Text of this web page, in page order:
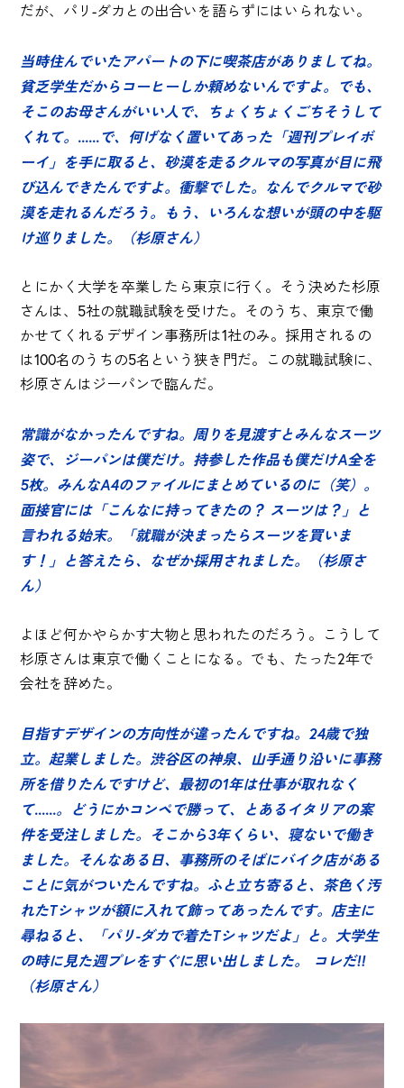
だが、パリ-ダカとの出合いを語らずにはいられない。
当時住んでいたアパートの下に喫茶店がありましてね。
貧乏学生だからコーヒーしか頼めないんですよ。でも、
そこのお母さんがいい人で、ちょくちょくごちそうして
くれて。......で、何げなく置いてあった「週刊プレイボ
ーイ」を手に取ると、砂漠を走るクルマの写真が目に飛
び込んできたんですよ。衝撃でした。なんでクルマで砂
漠を走れるんだろう。もう、いろんな想いが頭の中を駆
け巡りました。（杉原さん）
とにかく大学を卒業したら東京に行く。そう決めた杉原
さんは、5社の就職試験を受けた。そのうち、東京で働
かせてくれるデザイン事務所は1社のみ。採用されるの
は100名のうちの5名という狭き門だ。この就職試験に、
杉原さんはジーパンで臨んだ。
常識がなかったんですね。周りを見渡すとみんなスーツ
姿で、ジーパンは僕だけ。持参した作品も僕だけA全を
5枚。みんなA4のファイルにまとめているのに（笑）。
面接官には「こんなに持ってきたの？ スーツは？」と
言われる始末。「就職が決まったらスーツを買いま
す！」と答えたら、なぜか採用されました。（杉原さ
ん）
よほど何かやらかす大物と思われたのだろう。こうして
杉原さんは東京で働くことになる。でも、たった2年で
会社を辞めた。
目指すデザインの方向性が違ったんですね。24歳で独
立。起業しました。渋谷区の神泉、山手通り沿いに事務
所を借りたんですけど、最初の1年は仕事が取れなく
て......。どうにかコンペで勝って、とあるイタリアの案
件を受注しました。そこから3年くらい、寝ないで働き
ました。そんなある日、事務所のそばにバイク店がある
ことに気がついたんですね。ふと立ち寄ると、茶色く汚
れたTシャツが額に入れて飾ってあったんです。店主に
尋ねると、「パリ-ダカで着たTシャツだよ」と。大学生
の時に見た週プレをすぐに思い出しました。 コレだ!!
（杉原さん）